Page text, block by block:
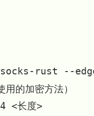
rust --
的加密方法）
<长度>